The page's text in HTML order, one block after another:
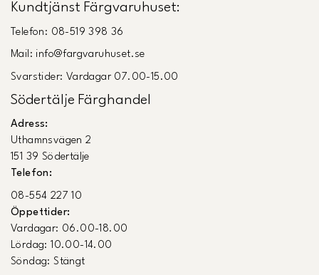
Kundtjänst Färgvaruhuset:
Telefon: 08-519 398 36
Mail: info@fargvaruhuset.se
Svarstider: Vardagar 07.00-15.00
Södertälje Färghandel
Adress:
Uthamnsvägen 2
151 39 Södertälje
Telefon:
08-554 227 10
Öppettider:
Vardagar: 06.00-18.00
Lördag: 10.00-14.00
Söndag: Stängt